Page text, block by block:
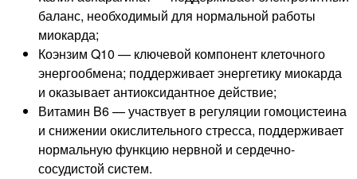
баланс, необходимый для нормальной работы
миокарда;
Коэнзим Q10 — ключевой компонент клеточного
энергообмена; поддерживает энергетику миокарда
и оказывает антиоксидантное действие;
Витамин B6 — участвует в регуляции гомоцистеина
и снижении окислительного стресса, поддерживает
нормальную функцию нервной и сердечно-
сосудистой систем.